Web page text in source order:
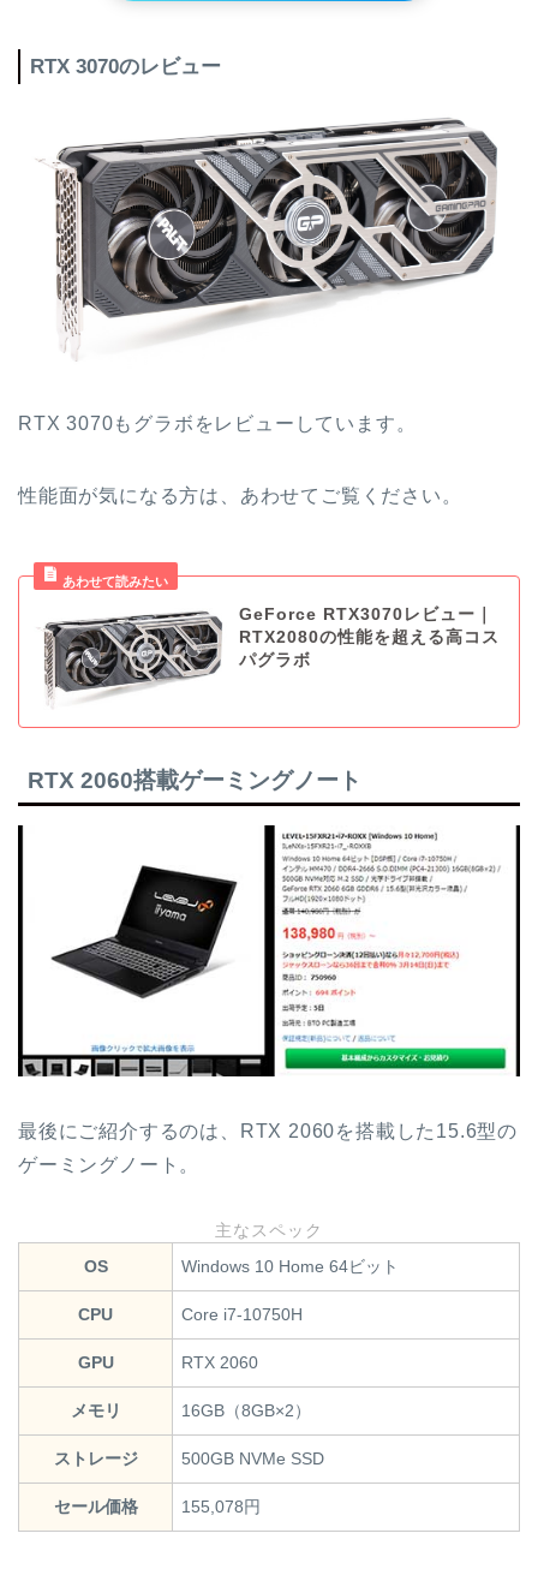
RTX 3070のレビュー
RTX 3070もグラボをレビューしています。
性能面が気になる方は、あわせてご覧ください。
GeForce RTX3070レビュー｜
RTX2080の性能を超える高コス
パグラボ
RTX 2060搭載ゲーミングノート
最後にご紹介するのは、RTX 2060を搭載した15.6型の
ゲーミングノート。
主なスペック
OS Windows 10 Home 64ビット
CPU Core i7-10750H
GPU RTX 2060
メモリ 16GB（8GB×2）
ストレージ 500GB NVMe SSD
セール価格 155,078円